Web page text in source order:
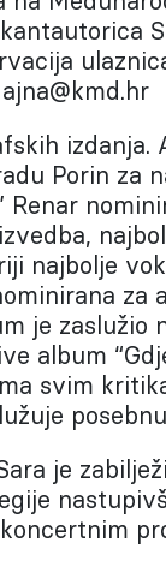
izdanja.
Porin za
Renar
najbolje
za
je zaslužio
album
svim
je